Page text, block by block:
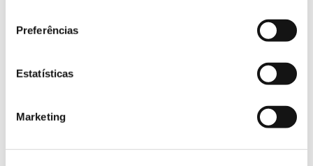
Preferências
Estatísticas
Marketing
Registar galhas de Trichi em acácia-das-espigas:
25.06.2026
Natureza e florestas procuram jovens voluntários